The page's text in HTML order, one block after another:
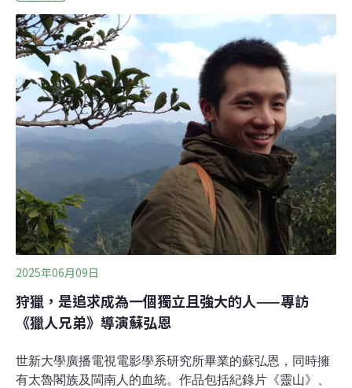
都有其獨特的深度價值，主動提出長期紀錄的構想，導演
王政一與製作團隊才開始長時間投入。由於拍攝初期毫無
經費，僅能依賴少數基金會與委託案的支持，收集到的素
材既瑣碎又不成系統，導致後期剪輯極為艱難。即便如
此，王政一仍堅持保留那些珍貴影像，因為「那是舞團創
立初期，唯一留下來的真實記錄。」直到後來終於申請到
補肋，本片也擴大規模，正式成為一部長片電影。從「吊
車尾」到舞團靈魂——布拉瑞揚的身分覺醒《跳進部落的
孩子》並非一部單純描繪舞蹈
2025年06月09日
狩獵，是追求成為一個獨立且強大的人——專訪
《獵人兄弟》導演蘇弘恩
世新大學廣播電視電影學系研究所畢業的蘇弘恩，同時擁
有太魯閣族及閩南人的血統。作品包括紀錄片《靈山》、